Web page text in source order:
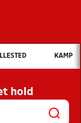
vil du søge efter?
OG NYHEDER
OG
KAMP
hold